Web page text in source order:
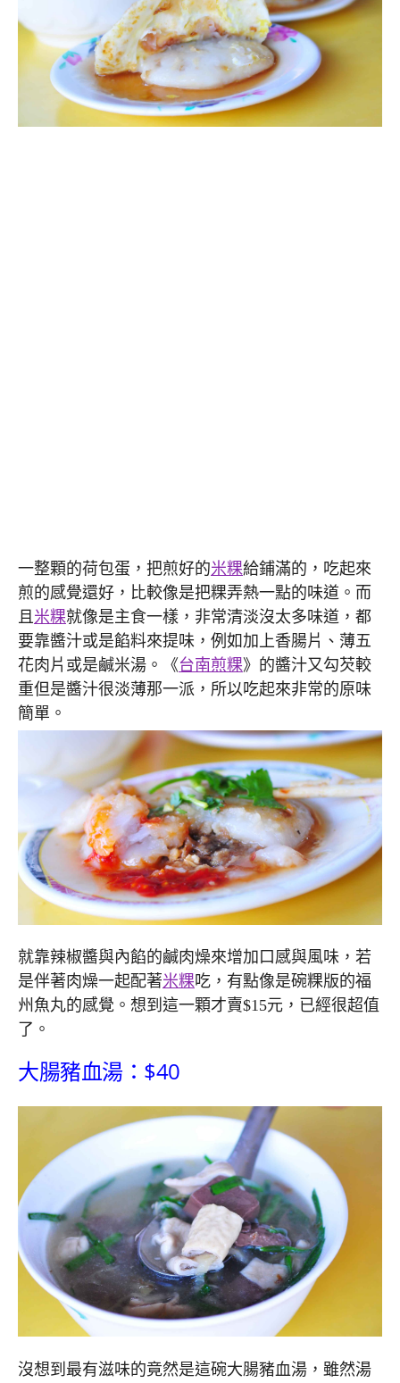
一整顆的荷包蛋，把煎好的米粿給鋪滿的，吃起來
煎的感覺還好，比較像是把粿弄熱一點的味道。而
且 米粿就像是主食一樣，非常清淡沒太多味道，都
要靠醬汁或是餡料來提味，例如加上香腸片、薄五
花肉片或是鹹米湯。《台南煎粿》的醬汁又勾芡較
重但是醬汁很淡薄那一派，所以吃起來非常的原味
簡單。
就靠辣椒醬與內餡的鹹肉燥來增加口感與風味，若
是伴著肉燥一起配著米粿吃，有點像是碗粿版的福
州魚丸的感覺。想到這一顆才賣$15元，已經很超值
了。
大腸豬血湯：$40
沒想到最有滋味的竟然是這碗大腸豬血湯，雖然湯